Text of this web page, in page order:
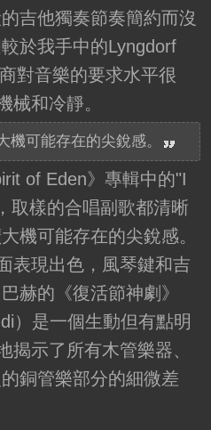
吉他獨奏節奏簡約而沒
於我手中的Lyngdorf
對音樂的要求水平很
械和冷靜。
可能存在的尖銳感。
of Eden》專輯中的"I
取樣的合唱副歌都清晰
機可能存在的尖銳感。
表現出色，風琴鍵和吉
赫的《復活節神劇》
）是一個生動但有點明
揭示了所有木管樂器、
銅管樂部分的細微差